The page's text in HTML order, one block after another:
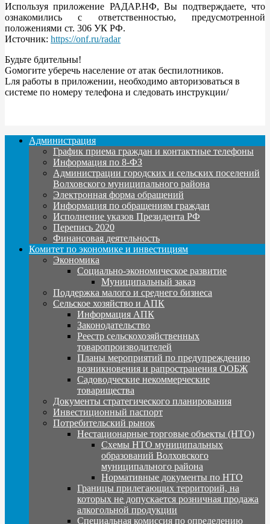
Используя приложение РАДАР.НФ, Вы подтверждаете, что
ознакомились с ответственностью, предусмотренной
положениями ст. 306 УК РФ.
Источник: https://onf.ru/radar
Будьте бдительны!
Gомогите уберечь население от атак беспилотников.
Lля работы в приложении, необходимо авторизоваться в
системе по номеру телефона и следовать инструкции/
Администрация
График приема граждан и контактные телефоны
Информация по 8-ФЗ
Администрации городских и сельских поселений
Волховского муниципального района
Электронная форма обращений
Информация по обращениям граждан
Исполнение указов Президента РФ
Перепись 2020
Финансовая деятельность
Комитет по экономике и инвестициям
Экономика
Социально-экономическое развитие
Муниципальный заказ
Поддержка малого и среднего бизнеса
Сельское хозяйство и АПК
Информация АПК
Законодательство
Реестр сельскохозяйственных
товаропроизводителей
Планы мероприятий по предупреждению
возникновения и рапространения ООБЖ
Садоводческие некоммерческие
товарищества
Документы стратегического планирования
Инвестиционный паспорт
Потребительский рынок
Нестационарные торговые объекты (НТО)
Схемы НТО муниципальных
образований Волховского
муниципального района
Нормативные документы по НТО
Границы прилегающих территорий, на
которых не допускается розничная продажа
алкогольной продукции
Специальная комиссия по определению